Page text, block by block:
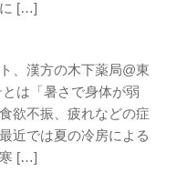
[…]
、漢方の木下薬局@東
は「暑さで身体が弱
欲不振、疲れなどの症
近では夏の冷房による
[…]